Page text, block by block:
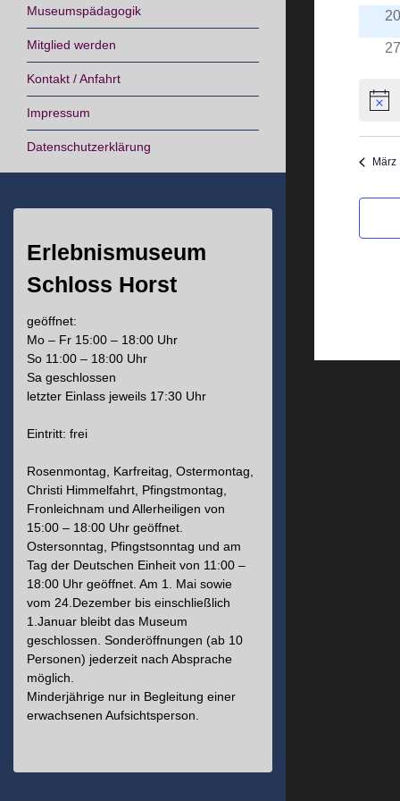
Museumspädagogik
Mitglied werden
Kontakt / Anfahrt
Impressum
Datenschutzerklärung
Erlebnismuseum
Schloss Horst
geöffnet:
Mo – Fr 15:00 – 18:00 Uhr
So 11:00 – 18:00 Uhr
Sa geschlossen
letzter Einlass jeweils 17:30 Uhr
Eintritt: frei
Rosenmontag, Karfreitag, Ostermontag,
Christi Himmelfahrt, Pfingstmontag,
Fronleichnam und Allerheiligen von
15:00 – 18:00 Uhr geöffnet.
Ostersonntag, Pfingstsonntag und am
Tag der Deutschen Einheit von 11:00 –
18:00 Uhr geöffnet. Am 1. Mai sowie
vom 24.Dezember bis einschließlich
1.Januar bleibt das Museum
geschlossen. Sonderöffnungen (ab 10
Personen) jederzeit nach Absprache
möglich.
Minderjährige nur in Begleitung einer
erwachsenen Aufsichtsperson.
20
27
März